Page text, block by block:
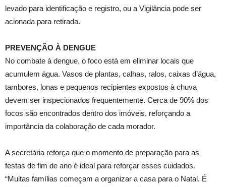
levado para identificação e registro, ou a Vigilância pode ser
acionada para retirada.
PREVENÇÃO À DENGUE
No combate à dengue, o foco está em eliminar locais que
acumulem água. Vasos de plantas, calhas, ralos, caixas d’água,
tambores, lonas e pequenos recipientes expostos à chuva
devem ser inspecionados frequentemente. Cerca de 90% dos
focos são encontrados dentro dos imóveis, reforçando a
importância da colaboração de cada morador.
A secretária reforça que o momento de preparação para as
festas de fim de ano é ideal para reforçar esses cuidados.
“Muitas famílias começam a organizar a casa para o Natal. É